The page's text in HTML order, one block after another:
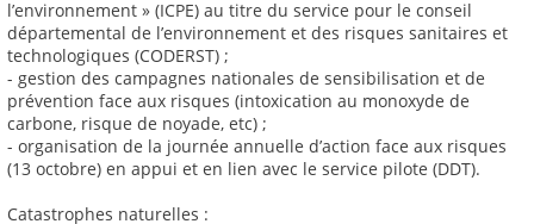
l’environnement » (ICPE) au titre du service pour le conseil
départemental de l’environnement et des risques sanitaires et
technologiques (CODERST) ;
- gestion des campagnes nationales de sensibilisation et de
prévention face aux risques (intoxication au monoxyde de
carbone, risque de noyade, etc) ;
- organisation de la journée annuelle d’action face aux risques
(13 octobre) en appui et en lien avec le service pilote (DDT).
Catastrophes naturelles :